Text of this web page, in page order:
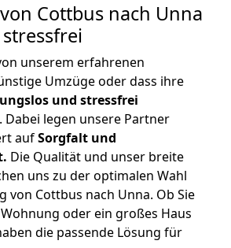
Cottbus nach Unna
unserem erfahrenen
Umzüge oder dass ihre
und stressfrei
legen unsere Partner
aufSorgfalt und
Die Qualität und unser breite
uns zu der optimalen Wahl
von Cottbus nach Unna. Ob Sie
oder ein großes Haus
die passende Lösung für